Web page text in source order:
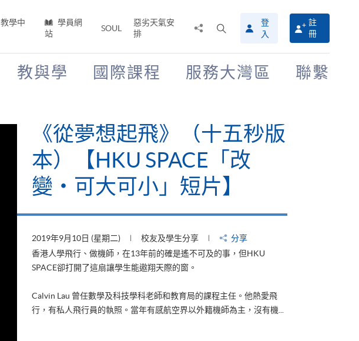
教學中
學員網
站
SOUL
惡劣天氣安
排
搜
尋
介
登
入
註
冊
教與學 國際課程 服務大灣區 聯繫
《從夢想起飛》（十五秒版
本）【HKU SPACE「改
變‧可大可小」短片】
2019年9月10日 (星期二) 校友及學生分享
分享
香港人學飛行、做機師，在13年前的確是遙不可及的事，但HKU
SPACE卻打開了這扇讓學生能遨翔天際的窗。
Calvin Lau 曾任數學及科技學科老師和教育局的課程主任。他熱愛飛
行，有私人飛行員的執照。當年有感航空界以外籍機師為主，沒有機...